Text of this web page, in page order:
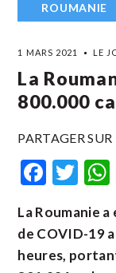
ROUMANIE
1 MARS 2021 LE
La
800.000
PARTAGER SUR
La Roumanie
de COVID-19
heures,